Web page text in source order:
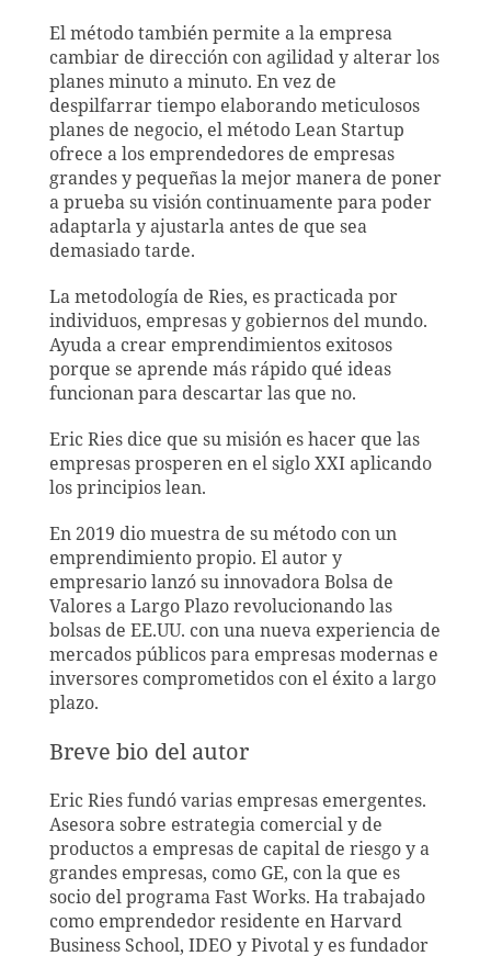
El método también permite a la empresa
cambiar de dirección con agilidad y alterar los
planes minuto a minuto. En vez de
despilfarrar tiempo elaborando meticulosos
planes de negocio, el método Lean Startup
ofrece a los emprendedores de empresas
grandes y pequeñas la mejor manera de poner
a prueba su visión continuamente para poder
adaptarla y ajustarla antes de que sea
demasiado tarde.
La metodología de Ries, es practicada por
individuos, empresas y gobiernos del mundo.
Ayuda a crear emprendimientos exitosos
porque se aprende más rápido qué ideas
funcionan para descartar las que no.
Eric Ries dice que su misión es hacer que las
empresas prosperen en el siglo XXI aplicando
los principios lean.
En 2019 dio muestra de su método con un
emprendimiento propio. El autor y
empresario lanzó su innovadora Bolsa de
Valores a Largo Plazo revolucionando las
bolsas de EE.UU. con una nueva experiencia de
mercados públicos para empresas modernas e
inversores comprometidos con el éxito a largo
plazo.
Breve bio del autor
Eric Ries fundó varias empresas emergentes.
Asesora sobre estrategia comercial y de
productos a empresas de capital de riesgo y a
grandes empresas, como GE, con la que es
socio del programa Fast Works. Ha trabajado
como emprendedor residente en Harvard
Business School, IDEO y Pivotal y es fundador